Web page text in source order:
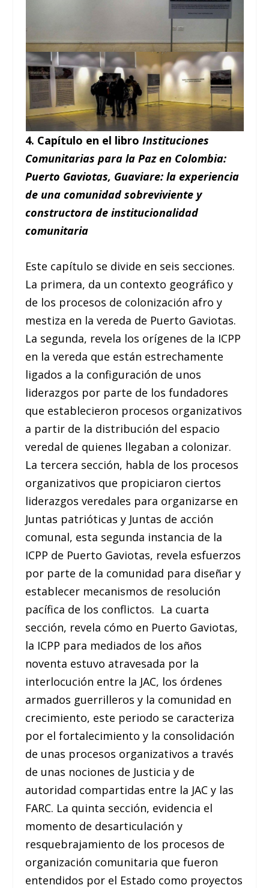
4. Capítulo en el libroInstituciones
Comunitarias para la Paz en Colombia:
Puerto Gaviotas, Guaviare: la experiencia
de una comunidad sobreviviente y
constructora de institucionalidad
comunitaria
Este capítulo se divide en seis secciones.
La primera, da un contexto geográfico y
de los procesos de colonización afro y
mestiza en la vereda de Puerto Gaviotas.
La segunda, revela los orígenes de la ICPP
en la vereda que están estrechamente
ligados a la configuración de unos
liderazgos por parte de los fundadores
que establecieron procesos organizativos
a partir de la distribución del espacio
veredal de quienes llegaban a colonizar.
La tercera sección, habla de los procesos
organizativos que propiciaron ciertos
liderazgos veredales para organizarse en
Juntas patrióticas y Juntas de acción
comunal, esta segunda instancia de la
ICPP de Puerto Gaviotas, revela esfuerzos
por parte de la comunidad para diseñar y
establecer mecanismos de resolución
pacífica de los conflictos. La cuarta
sección, revela cómo en Puerto Gaviotas,
la ICPP para mediados de los años
noventa estuvo atravesada por la
interlocución entre la JAC, los órdenes
armados guerrilleros y la comunidad en
crecimiento, este periodo se caracteriza
por el fortalecimiento y la consolidación
de unas procesos organizativos a través
de unas nociones de Justicia y de
autoridad compartidas entre la JAC y las
FARC. La quinta sección, evidencia el
momento de desarticulación y
resquebrajamiento de los procesos de
organización comunitaria que fueron
entendidos por el Estado como proyectos